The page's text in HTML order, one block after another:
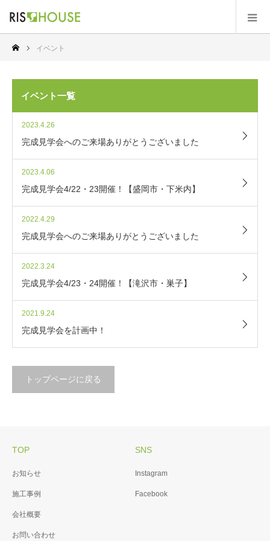
イベント
イベント一覧
2023.4.26
完成見学会へのご来場ありがとうございました
2023.4.06
完成見学会4/22・23開催！【盛岡市・下米内】
2022.4.29
完成見学会へのご来場ありがとうございました
2022.3.24
完成見学会4/23・24開催！【滝沢市・巣子】
2021.9.24
完成見学会を計画中！
トップページに戻る
TOP
お知らせ
施工事例
会社概要
お問い合わせ
SNS
Instagram
Facebook